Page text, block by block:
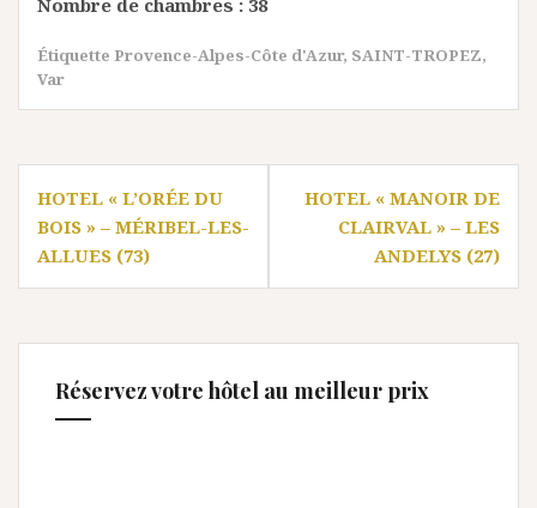
Nombre de chambres : 38
Étiquette Provence-Alpes-Côte d'Azur, SAINT-TROPEZ,
Var
Navigation
de
l’article
HOTEL « L’ORÉE DU
BOIS » – MÉRIBEL-LES-
ALLUES (73)
HOTEL « MANOIR DE
CLAIRVAL » – LES
ANDELYS (27)
Réservez votre hôtel au meilleur prix